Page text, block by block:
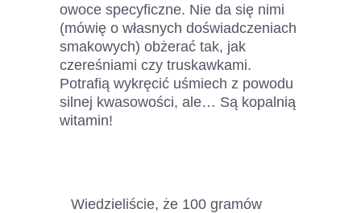
owoce specyficzne. Nie da się nimi
(mówię o własnych doświadczeniach
smakowych) obżerać tak, jak
czereśniami czy truskawkami.
Potrafią wykręcić uśmiech z powodu
silnej kwasowości, ale… Są kopalnią
witamin!
Wiedzieliście, że 100 gramów